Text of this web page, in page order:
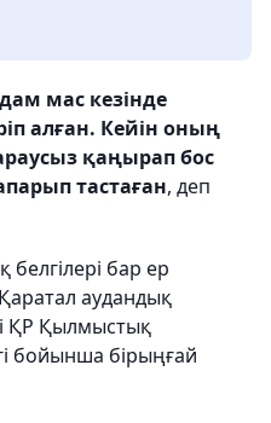
мас кезінде
алған. Кейін оның
қаңырап бос
тастаған, деп
бар ер
аудандық
ҚР Қылмыстық
бойынша бірыңғай